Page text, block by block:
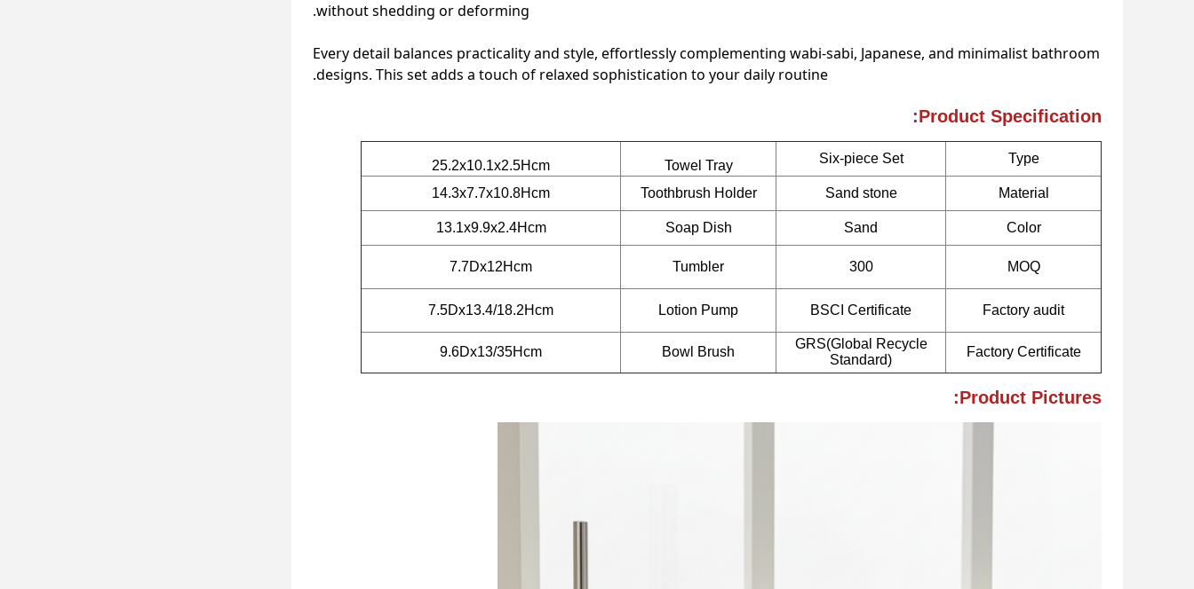
without shedding or deforming.
Every detail balances practicality and style, effortlessly complementing wabi-sabi, Japanese, and minimalist bathroom
designs. This set adds a touch of relaxed sophistication to your daily routine.
Product Specification:
Type
Six-piece Set
Towel Tray
25.2x10.1x2.5Hcm
Material
Sand stone
Toothbrush Holder
14.3x7.7x10.8Hcm
Color
Sand
Soap Dish
13.1x9.9x2.4Hcm
MOQ
300
Tumbler
7.7Dx12Hcm
Factory audit
BSCI Certificate
Lotion Pump
7.5Dx13.4/18.2Hcm
Factory Certificate
GRS(Global Recycle
Standard)
Bowl Brush
9.6Dx13/35Hcm
Product Pictures: